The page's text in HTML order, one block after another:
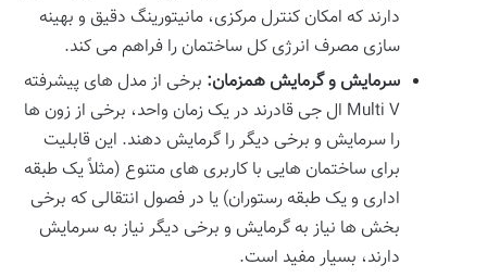
دارند که امکان کنترل مرکزی، مانیتورینگ دقیق و بهینه
سازی مصرف انرژی کل ساختمان را فراهم می کند.
سرمایش و گرمایش همزمان: برخی از مدل های پیشرفته
Multi V ال جی قادرند در یک زمان واحد، برخی از زون ها
را سرمایش و برخی دیگر را گرمایش دهند. این قابلیت
برای ساختمان هایی با کاربری های متنوع (مثلاً یک طبقه
اداری و یک طبقه رستوران) یا در فصول انتقالی که برخی
بخش ها نیاز به گرمایش و برخی دیگر نیاز به سرمایش
دارند، بسیار مفید است.